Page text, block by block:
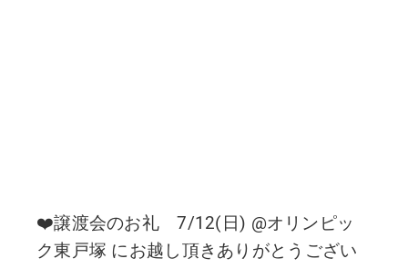
❤️譲渡会のお礼 7/12(日) @オリンピッ
ク東戸塚 にお越し頂きありがとうござい